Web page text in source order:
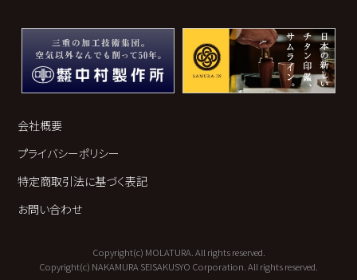
会社概要
プライバシーポリシー
特定商取引法に基づく表記
お問い合わせ
Copyright(c) MOLATURA. All rights reserved.
Copyright(c) NAKAMURA SEISAKUSYO Corporation. All rights reserved.